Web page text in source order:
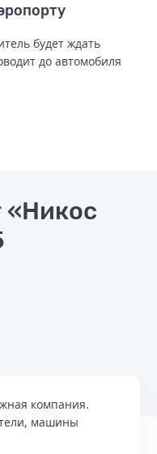
будет ждать
до автомобиля
«Никос
компания.
машины